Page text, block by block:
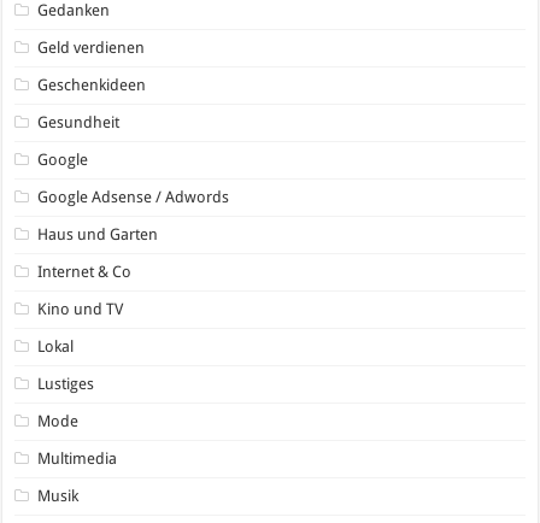
Gedanken
Geld verdienen
Geschenkideen
Gesundheit
Google
Google Adsense / Adwords
Haus und Garten
Internet & Co
Kino und TV
Lokal
Lustiges
Mode
Multimedia
Musik